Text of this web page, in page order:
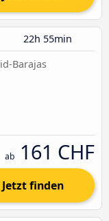
22h 55min
Barajas
ab 161 CHF
Jetzt finden